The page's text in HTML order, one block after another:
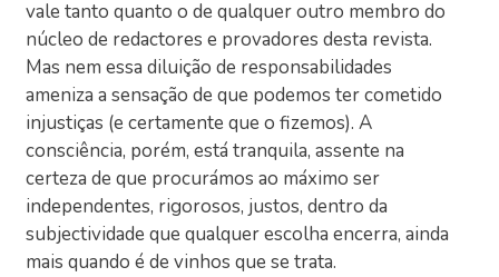
vale tanto quanto o de qualquer outro membro do
núcleo de redactores e provadores desta revista.
Mas nem essa diluição de responsabilidades
ameniza a sensação de que podemos ter cometido
injustiças (e certamente que o fizemos). A
consciência, porém, está tranquila, assente na
certeza de que procurámos ao máximo ser
independentes, rigorosos, justos, dentro da
subjectividade que qualquer escolha encerra, ainda
mais quando é de vinhos que se trata.